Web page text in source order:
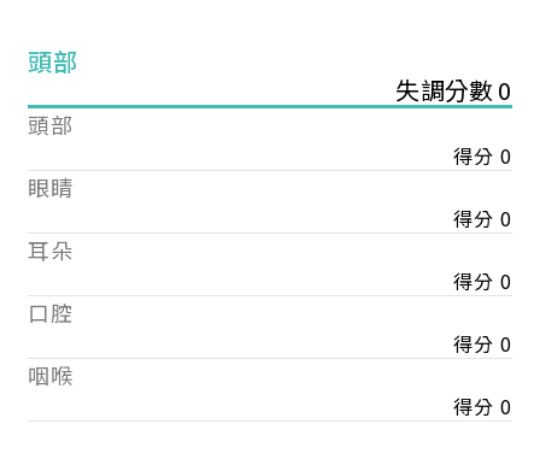
頭部
失調分數 0
頭部
得分 0
眼睛
得分 0
耳朵
得分 0
口腔
得分 0
咽喉
得分 0